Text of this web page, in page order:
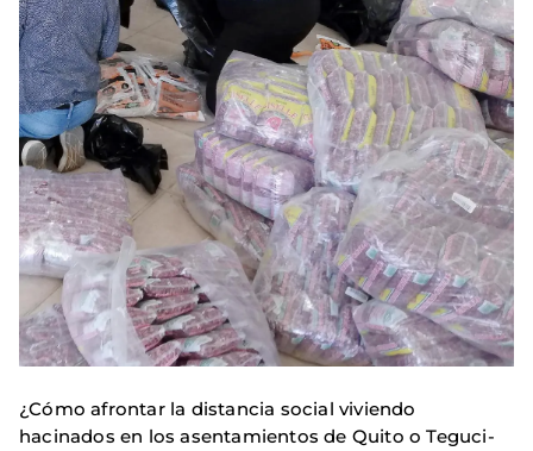
¿Cómo afrontar la distancia social viviendo
hacinados en los asentamientos de Quito o Teguci­